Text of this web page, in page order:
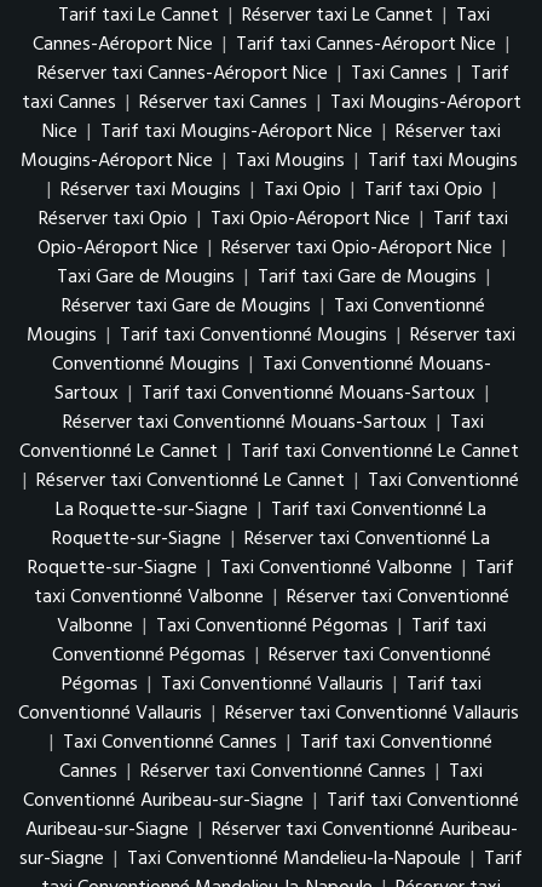
Tarif taxi Le Cannet | Réserver taxi Le Cannet | Taxi
Cannes-Aéroport Nice | Tarif taxi Cannes-Aéroport Nice |
Réserver taxi Cannes-Aéroport Nice | Taxi Cannes | Tarif
taxi Cannes | Réserver taxi Cannes | Taxi Mougins-Aéroport
Nice | Tarif taxi Mougins-Aéroport Nice | Réserver taxi
Mougins-Aéroport Nice | Taxi Mougins | Tarif taxi Mougins
| Réserver taxi Mougins | Taxi Opio | Tarif taxi Opio |
Réserver taxi Opio | Taxi Opio-Aéroport Nice | Tarif taxi
Opio-Aéroport Nice | Réserver taxi Opio-Aéroport Nice |
Taxi Gare de Mougins | Tarif taxi Gare de Mougins |
Réserver taxi Gare de Mougins | Taxi Conventionné
Mougins | Tarif taxi Conventionné Mougins | Réserver taxi
Conventionné Mougins | Taxi Conventionné Mouans-
Sartoux | Tarif taxi Conventionné Mouans-Sartoux |
Réserver taxi Conventionné Mouans-Sartoux | Taxi
Conventionné Le Cannet | Tarif taxi Conventionné Le Cannet
| Réserver taxi Conventionné Le Cannet | Taxi Conventionné
La Roquette-sur-Siagne | Tarif taxi Conventionné La
Roquette-sur-Siagne | Réserver taxi Conventionné La
Roquette-sur-Siagne | Taxi Conventionné Valbonne | Tarif
taxi Conventionné Valbonne | Réserver taxi Conventionné
Valbonne | Taxi Conventionné Pégomas | Tarif taxi
Conventionné Pégomas | Réserver taxi Conventionné
Pégomas | Taxi Conventionné Vallauris | Tarif taxi
Conventionné Vallauris | Réserver taxi Conventionné Vallauris
| Taxi Conventionné Cannes | Tarif taxi Conventionné
Cannes | Réserver taxi Conventionné Cannes | Taxi
Conventionné Auribeau-sur-Siagne | Tarif taxi Conventionné
Auribeau-sur-Siagne | Réserver taxi Conventionné Auribeau-
sur-Siagne | Taxi Conventionné Mandelieu-la-Napoule | Tarif